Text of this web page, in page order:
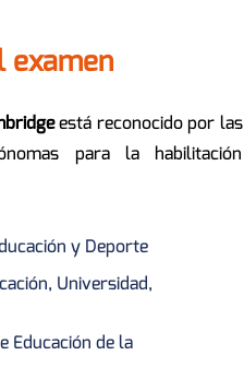
examen
está reconocido por las
para la habilitación
y Deporte
Universidad,
Educación de la